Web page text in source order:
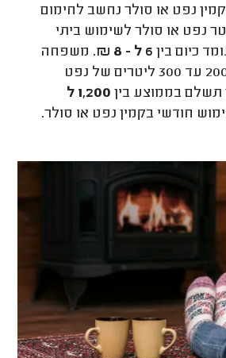
קמין נפט או סולר נחשב לחימום
נפט או סולר לשימוש ביתי
כיום בין 6 ל - 8 ₪
. משפחה
צורכת בממוצע כ - 200 עד 300 ליטרים של נפט
תשלם בממוצע בין
1,200 ל
חודשי בקמין נפט או סולר.